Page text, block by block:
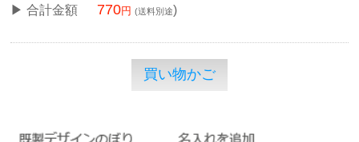
合計金額 770 (送料別途)